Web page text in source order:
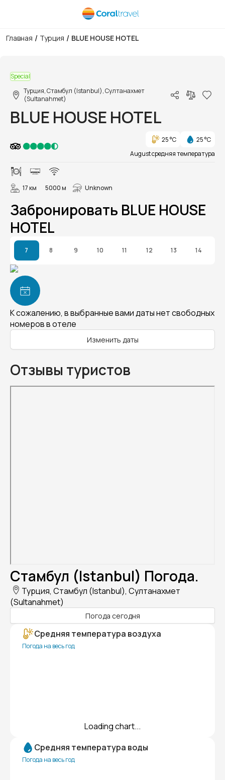
Главная / Турция / BLUE HOUSE HOTEL
Special
Турция, Стамбул (Istanbul), Султанахмет
(Sultanahmet)
BLUE HOUSE HOTEL
25 °C
25 °C
August средняя температура
17 км 5000 м Unknown
Забронировать BLUE HOUSE
HOTEL
7 8 9 10 11 12 13 14
К сожалению, в выбранные вами даты нет свободных
номеров в отеле
Изменить даты
Отзывы туристов
Стамбул (Istanbul) Погода.
Турция, Стамбул (Istanbul), Султанахмет
(Sultanahmet)
Погода сегодня
Средняя температура воздуха
Погода на весь год
Loading chart...
Средняя температура воды
Погода на весь год